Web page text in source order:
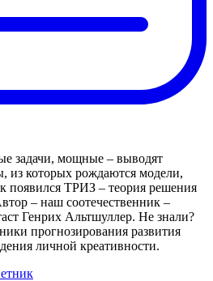
задачи, мощные – выводят
из которых рождаются модели,
появился ТРИЗ – теория решения
– наш соотечественник –
Генрих Альтшуллер. Не знали?
прогнозирования развития
личной креативности.